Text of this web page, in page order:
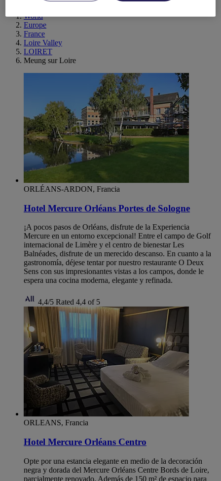
World
Europe
France
Loire Valley
LOIRET
Meung sur Loire
ORLÉANS-ARDON, Francia
Hotel Mercure Orléans Portes de Sologne
¡A pocos pasos de Orléans, disfrute de la Experiencia
Mercure en un entorno excepcional! Entre el campo de Golf
internacional de Limère y el centro de bienestar Les
Balnéades, disfrute de un merecido descanso. En cuanto a la
gastronomía, déjese tentar por nuestro restaurante O Deux
Sens con sus impresionantes vistas a los campos, donde le
espera una cocina moderna, elegante y refinada.
4,4/5 Rated 4,4 of 5
ORLEANS, Francia
Hotel Mercure Orléans Centro
Opte por una estancia elegante en medio de la decoración
negra y dorada del Mercure Orléans Centre Bords de Loire,
parcialmente renovado. Además de 150 m² de espacio para